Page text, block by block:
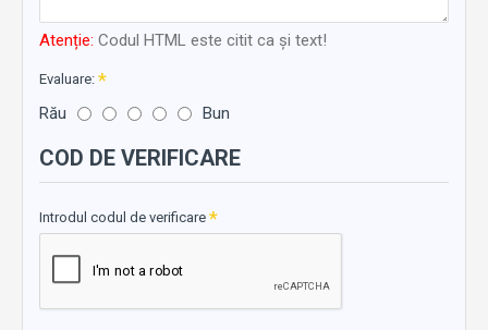
Atenție: Codul HTML este citit ca şi text!
Evaluare:
Rău Bun
COD DE VERIFICARE
Introdul codul de verificare